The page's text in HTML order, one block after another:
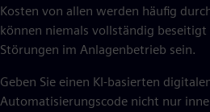
Kosten von allen werden häufig
können niemals vollständig
Störungen im Anlagenbetrieb sein.
Geben Sie einen KI-basierten
Automatisierungscode nicht nur